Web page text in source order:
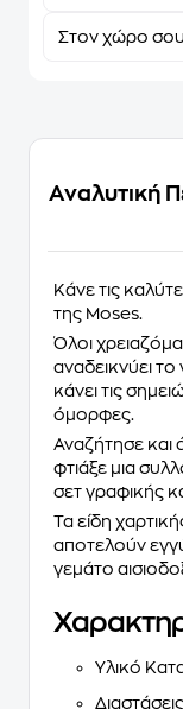
Στον χώρο σου
Αναλυτική
Κάνε τις
της Moses.
Όλοι
αναδεικνύει
κάνει τις
όμορφες.
Αναζήτησε και
φτιάξε μια
σετ γραφικής
Τα είδη
αποτελούν
γεμάτο
Υλικό